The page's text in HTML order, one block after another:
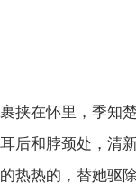
挟在怀里，季知
后和脖颈处，清
热热的，替她驱